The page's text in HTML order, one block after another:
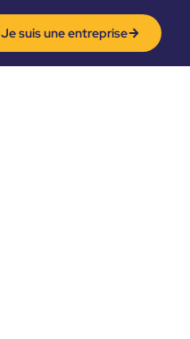
Je suis une entreprise